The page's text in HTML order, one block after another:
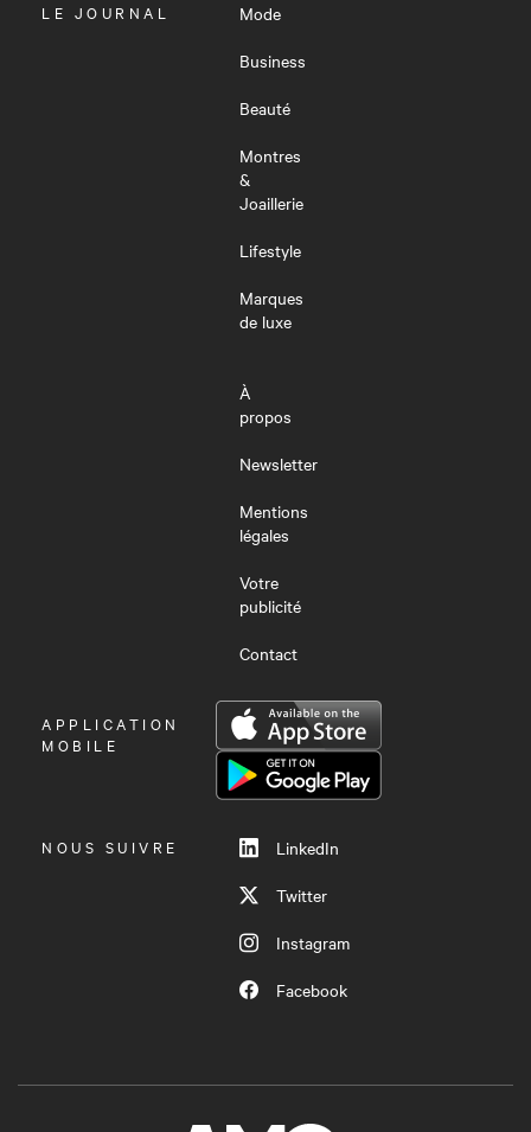
OUVRIR
LE JOURNAL
Mode
Business
Beauté
Montres
&
Joaillerie
Lifestyle
Marques
de luxe
À
propos
Newsletter
Mentions
légales
Votre
publicité
Contact
OUVRIR
LE
APPLICATION
MOBILE
NOUS SUIVRE
LinkedIn
Twitter
Instagram
Facebook